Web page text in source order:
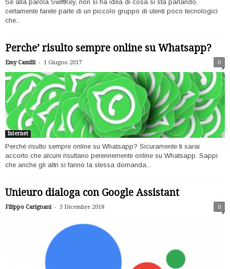
Se alla parola SwiftKey, non si ha idea di cosa si sta parlando,
certamente farete parte di un piccolo gruppo di utenti poco tecnologici
che...
Perche’ risulto sempre online su Whatsapp?
Emy Camilli - 1 Giugno 2017 0
Internet
Perché risulto sempre online su Whatsapp? Sicuramente ti sarai
accorto che alcuni risultano perennemente online su Whatsapp. Sappi
che anche gli altri si fanno la stessa domanda...
Unieuro dialoga con Google Assistant
Filippo Carignani - 3 Dicembre 2018 0